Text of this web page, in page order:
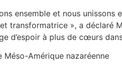
ensemble et nous
transformatrice », a déclaré
d’espoir à plus de cœurs
Méso-Amérique nazaréenne